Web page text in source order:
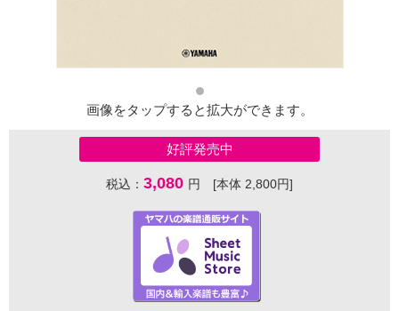
画像をタップすると拡大ができます。
好評発売中
税込： 3,080 円 [本体 2,800円]